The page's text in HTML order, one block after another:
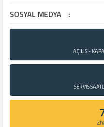
SOSYAL MEDYA :
AÇILIŞ -
SERVİS